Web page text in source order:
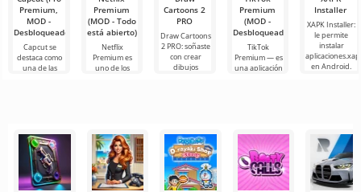
imaginaria (en
Premium,
MOD -
Desbloqueado)
Capcut se
destaca como
una de las
Premium
(MOD - Todo
está abierto)
Netflix
Premium es
uno de los
Cartoons 2
PRO
Draw Cartoons
2 PRO: soñaste
con crear
dibujos
Premium
(MOD -
Desbloqueado)
TikTok
Premium — es
una aplicación
Installer
XAPK Installer:
le permite
instalar
en Android.